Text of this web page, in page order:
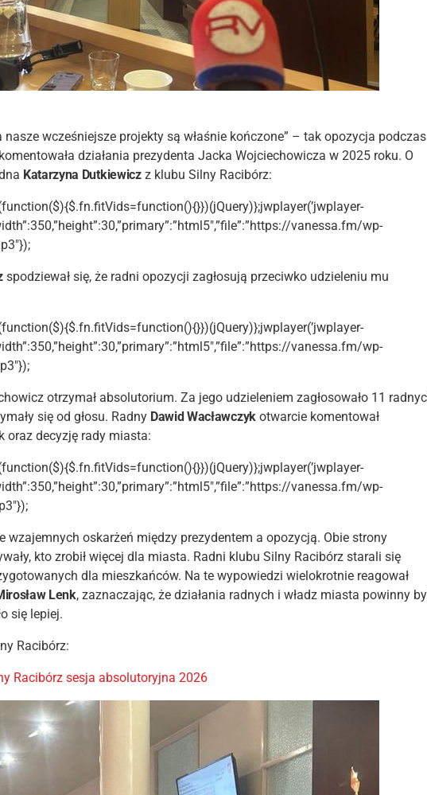
nasze wcześniejsze projekty są właśnie kończone” – tak opozycja podczas
działania prezydenta Jacka Wojciechowicza w 2025 roku. O
Katarzyna Dutkiewiczz klubu Silny Racibórz:
vanessa.fm/wp-
spodziewał się, że radni opozycji zagłosują przeciwko udzieleniu mu
vanessa.fm/wp-
otrzymał absolutorium. Za jego udzieleniem zagłosowało 11
się od głosu. Radny Dawid Wacławczykotwarcie komentował
oraz decyzję rady miasta:
vanessa.fm/wp-
wzajemnych oskarżeń między prezydentem a opozycją. Obie strony
kto zrobił więcej dla miasta. Radni klubu Silny Racibórz starali się
dla mieszkańców. Na te wypowiedzi wielokrotnie reagował
Lenk, zaznaczając, że działania radnych i władz miasta powinny
się lepiej.
Racibórz:
Racibórz sesja absolutoryjna 2026